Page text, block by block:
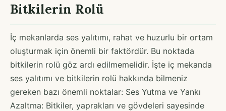
Bitkilerin Rolü
İç mekanlarda ses yalıtımı, rahat ve huzurlu bir ortam
oluşturmak için önemli bir faktördür. Bu noktada
bitkilerin rolü göz ardı edilmemelidir. İşte iç mekanda
ses yalıtımı ve bitkilerin rolü hakkında bilmeniz
gereken bazı önemli noktalar: Ses Yutma ve Yankı
Azaltma: Bitkiler, yaprakları ve gövdeleri sayesinde